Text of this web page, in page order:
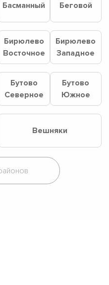
Басманный Беговой
Бирюлево
Восточное
Бирюлево
Западное
Бутово
Северное
Бутово
Южное
Вешняки